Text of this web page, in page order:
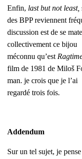
Enfin, last but not least,
des BPP reviennent
dis­cus­sion est de se
col­lec­ti­ve­ment ce bijou
mécon­nu qu’est
film de 1981 de Miloš
man. je crois que je l’ai
regar­dé trois fois.
Adden­dum
Sur un tel sujet, je